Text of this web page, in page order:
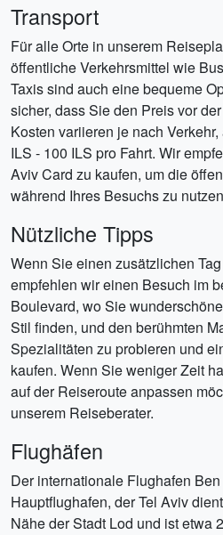
Transport
Für alle Orte in unserem
öffentliche Verkehrsmittel wie
Taxis sind auch eine bequeme
sicher, dass Sie den Preis vor
Kosten variieren je nach
ILS - 100 ILS pro Fahrt. Wir
Aviv Card zu kaufen, um die
während Ihres Besuchs zu
Nützliche Tipps
Wenn Sie einen zusätzlichen
empfehlen wir einen Besuch im
Boulevard, wo Sie
Stil finden, und den berühmten
Spezialitäten zu probieren und
kaufen. Wenn Sie weniger Zeit
auf der Reiseroute anpassen
unserem Reiseberater.
Flughäfen
Der internationale Flughafen
Hauptflughafen, der Tel Aviv
Nähe der Stadt Lod und ist etwa